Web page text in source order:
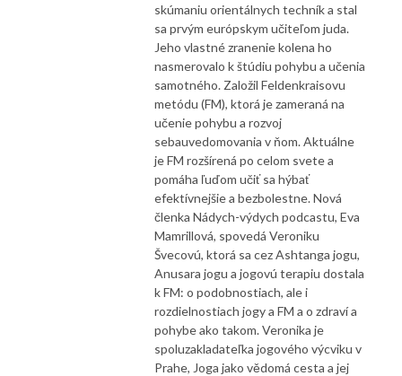
skúmaniu orientálnych techník a stal
sa prvým európskym učiteľom juda.
Jeho vlastné zranenie kolena ho
nasmerovalo k štúdiu pohybu a učenia
samotného. Založil Feldenkraisovu
metódu (FM), ktorá je zameraná na
učenie pohybu a rozvoj
sebauvedomovania v ňom. Aktuálne
je FM rozšírená po celom svete a
pomáha ľuďom učiť sa hýbať
efektívnejšie a bezbolestne. Nová
členka Nádych-výdych podcastu, Eva
Mamrillová, spovedá Veroniku
Švecovú, ktorá sa cez Ashtanga jogu,
Anusara jogu a jogovú terapiu dostala
k FM: o podobnostiach, ale i
rozdielnostiach jogy a FM a o zdraví a
pohybe ako takom. Veronika je
spoluzakladateľka jogového výcviku v
Prahe, Joga jako vědomá cesta a jej